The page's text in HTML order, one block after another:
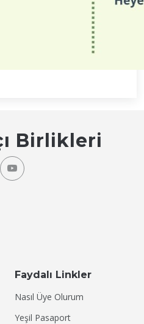
Birlikleri
Faydalı Linkler
Nasıl Üye Olurum
Yeşil Pasaport